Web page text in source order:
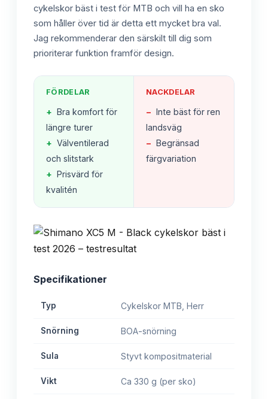
cykelskor bäst i test för MTB och vill ha en sko
som håller över tid är detta ett mycket bra val.
Jag rekommenderar den särskilt till dig som
prioriterar funktion framför design.
FÖRDELAR
+ Bra komfort för
längre turer
+ Välventilerad
och slitstark
+ Prisvärd för
kvalitén
NACKDELAR
− Inte bäst för ren
landsväg
− Begränsad
färgvariation
Specifikationer
Typ Cykelskor MTB, Herr
Snörning BOA-snörning
Sula Styvt kompositmaterial
Vikt Ca 330 g (per sko)